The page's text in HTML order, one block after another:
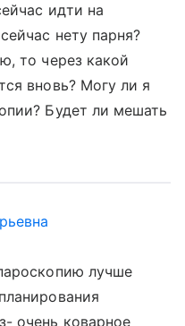
идти на
нету парня?
то через какой
вновь? Могу ли я
Будет ли мешать
лучше
очень коварное